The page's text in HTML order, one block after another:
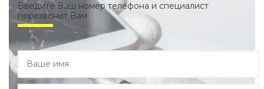
Введите Ваш номер телефона и специалист
перезвонит Вам